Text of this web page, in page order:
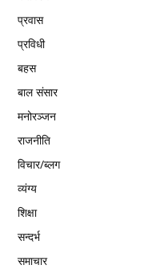
प्रवास
प्रविधी
बहस
बाल संसार
मनोरञ्जन
राजनीति
विचार/ब्लग
व्यंग्य
शिक्षा
सन्दर्भ
समाचार